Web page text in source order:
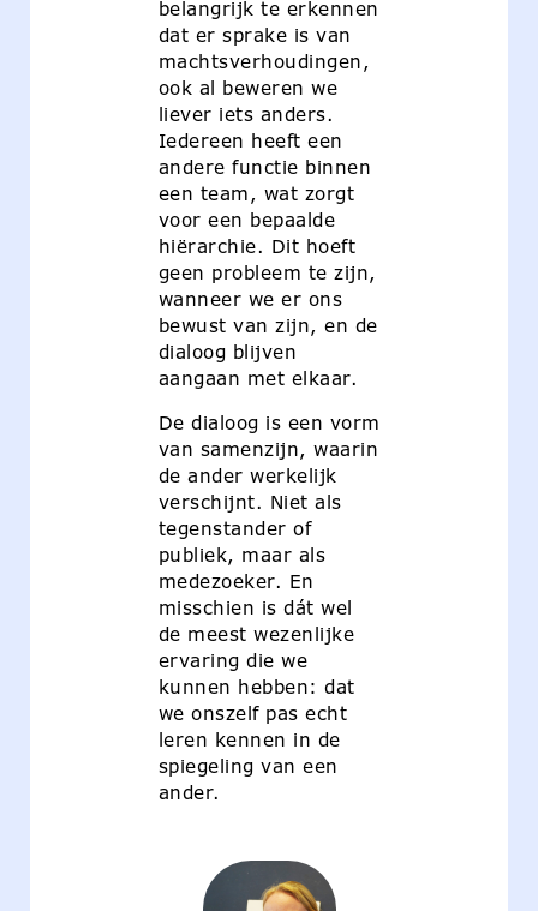
belangrijk te erkennen
dat er sprake is van
machtsverhoudingen,
ook al beweren we
liever iets anders.
Iedereen heeft een
andere functie binnen
een team, wat zorgt
voor een bepaalde
hiërarchie. Dit hoeft
geen probleem te zijn,
wanneer we er ons
bewust van zijn, en de
dialoog blijven
aangaan met elkaar.
De dialoog is een vorm
van samenzijn, waarin
de ander werkelijk
verschijnt. Niet als
tegenstander of
publiek, maar als
medezoeker. En
misschien is dát wel
de meest wezenlijke
ervaring die we
kunnen hebben: dat
we onszelf pas echt
leren kennen in de
spiegeling van een
ander.